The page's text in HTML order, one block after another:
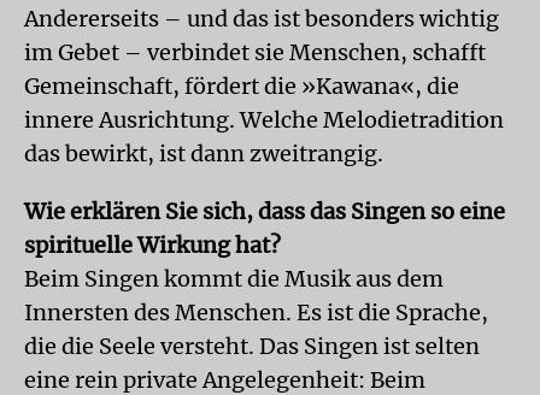
Andererseits – und das ist besonders wichtig
im Gebet – verbindet sie Menschen, schafft
Gemeinschaft, fördert die »Kawana«, die
innere Ausrichtung. Welche Melodietradition
das bewirkt, ist dann zweitrangig.
Wie erklären Sie sich, dass das Singen so eine
spirituelle Wirkung hat?
Beim Singen kommt die Musik aus dem
Innersten des Menschen. Es ist die Sprache,
die die Seele versteht. Das Singen ist selten
eine rein private Angelegenheit: Beim